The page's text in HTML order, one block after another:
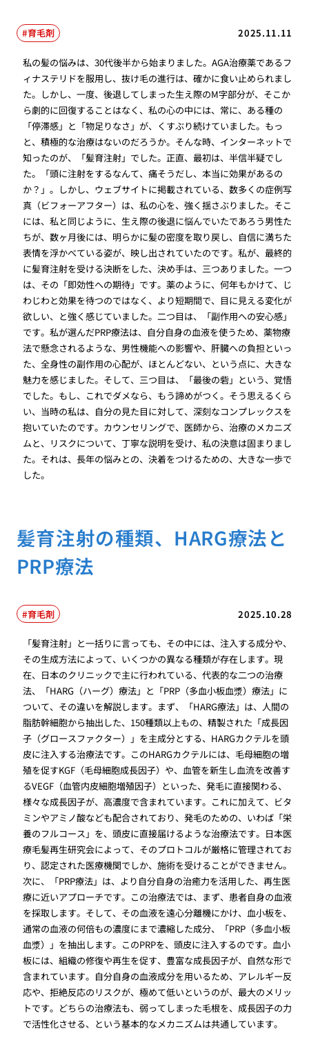
2025.11.11
育毛剤
私の髪の悩みは、30代後半から始まりました。AGA治療薬であるフ
ィナステリドを服用し、抜け毛の進行は、確かに食い止められまし
た。しかし、一度、後退してしまった生え際のM字部分が、そこか
ら劇的に回復することはなく、私の心の中には、常に、ある種の
「停滞感」と「物足りなさ」が、くすぶり続けていました。もっ
と、積極的な治療はないのだろうか。そんな時、インターネットで
知ったのが、「髪育注射」でした。正直、最初は、半信半疑でし
た。「頭に注射をするなんて、痛そうだし、本当に効果があるの
か？」。しかし、ウェブサイトに掲載されている、数多くの症例写
真（ビフォーアフター）は、私の心を、強く揺さぶりました。そこ
には、私と同じように、生え際の後退に悩んでいたであろう男性た
ちが、数ヶ月後には、明らかに髪の密度を取り戻し、自信に満ちた
表情を浮かべている姿が、映し出されていたのです。私が、最終的
に髪育注射を受ける決断をした、決め手は、三つありました。一つ
は、その「即効性への期待」です。薬のように、何年もかけて、じ
わじわと効果を待つのではなく、より短期間で、目に見える変化が
欲しい、と強く感じていました。二つ目は、「副作用への安心感」
です。私が選んだPRP療法は、自分自身の血液を使うため、薬物療
法で懸念されるような、男性機能への影響や、肝臓への負担といっ
た、全身性の副作用の心配が、ほとんどない、という点に、大きな
魅力を感じました。そして、三つ目は、「最後の砦」という、覚悟
でした。もし、これでダメなら、もう諦めがつく。そう思えるくら
い、当時の私は、自分の見た目に対して、深刻なコンプレックスを
抱いていたのです。カウンセリングで、医師から、治療のメカニズ
ムと、リスクについて、丁寧な説明を受け、私の決意は固まりまし
た。それは、長年の悩みとの、決着をつけるための、大きな一歩で
した。
髪育注射の種類、HARG療法と
PRP療法
2025.10.28
育毛剤
「髪育注射」と一括りに言っても、その中には、注入する成分や、
その生成方法によって、いくつかの異なる種類が存在します。現
在、日本のクリニックで主に行われている、代表的な二つの治療
法、「HARG（ハーグ）療法」と「PRP（多血小板血漿）療法」に
ついて、その違いを解説します。まず、「HARG療法」は、人間の
脂肪幹細胞から抽出した、150種類以上もの、精製された「成長因
子（グロースファクター）」を主成分とする、HARGカクテルを頭
皮に注入する治療法です。このHARGカクテルには、毛母細胞の増
殖を促すKGF（毛母細胞成長因子）や、血管を新生し血流を改善す
るVEGF（血管内皮細胞増殖因子）といった、発毛に直接関わる、
様々な成長因子が、高濃度で含まれています。これに加えて、ビタ
ミンやアミノ酸なども配合されており、発毛のための、いわば「栄
養のフルコース」を、頭皮に直接届けるような治療法です。日本医
療毛髪再生研究会によって、そのプロトコルが厳格に管理されてお
り、認定された医療機関でしか、施術を受けることができません。
次に、「PRP療法」は、より自分自身の治癒力を活用した、再生医
療に近いアプローチです。この治療法では、まず、患者自身の血液
を採取します。そして、その血液を遠心分離機にかけ、血小板を、
通常の血液の何倍もの濃度にまで濃縮した成分、「PRP（多血小板
血漿）」を抽出します。このPRPを、頭皮に注入するのです。血小
板には、組織の修復や再生を促す、豊富な成長因子が、自然な形で
含まれています。自分自身の血液成分を用いるため、アレルギー反
応や、拒絶反応のリスクが、極めて低いというのが、最大のメリッ
トです。どちらの治療法も、弱ってしまった毛根を、成長因子の力
で活性化させる、という基本的なメカニズムは共通しています。